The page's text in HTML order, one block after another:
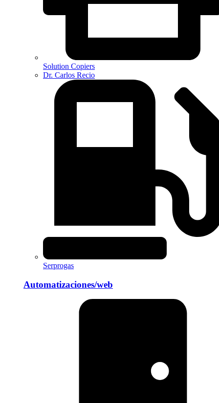
Solution Copiers
Dr. Carlos Recio
Serprogas
Automatizaciones/web